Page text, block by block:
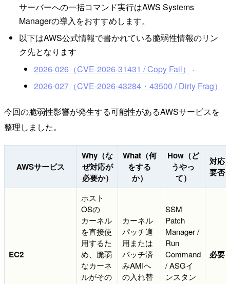
サーバーへの一括コマンド実行はAWS Systems
Managerの導入をおすすめします。
以下はAWS公式情報で書かれている脆弱性情報のリン
ク先となります
2026-026（CVE-2026-31431 / Copy Fail）
·
2026-027（CVE-2026-43284・43500 / Dirty Frag）
今回の脆弱性影響が発生する可能性があるAWSサービスを
整理しました。
AWSサービス
Why（な
ぜ対応が
必要か）
What（何
をする
か）
How（ど
うやっ
て）
対応
要否
EC2
ホスト
OSの
カーネル
を直接使
用するた
め、脆弱
なカーネ
ルがその
カーネル
パッチ適
用または
パッチ済
みAMIへ
の入れ替
SSM
Patch
Manager /
Run
Command
/ ASGイ
ンスタン
必要